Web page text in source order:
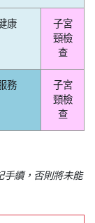
康
子宮
頸檢
查
務
子宮
頸檢
查
手續，否則將未能